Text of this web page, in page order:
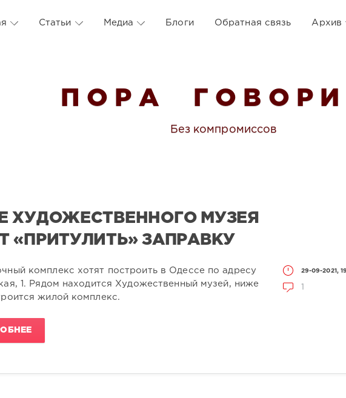
Статьи Медиа Блоги Обратная связь Архив
П О Р А Г О В О Р И
Без компромиссов
ХУДОЖЕСТВЕННОГО МУЗЕЯ
«ПРИТУЛИТЬ» ЗАПРАВКУ
29-09-2021,
комплекс хотят построить в Одессе по адресу
1. Рядом находится Художественный музей, ниже
жилой комплекс.